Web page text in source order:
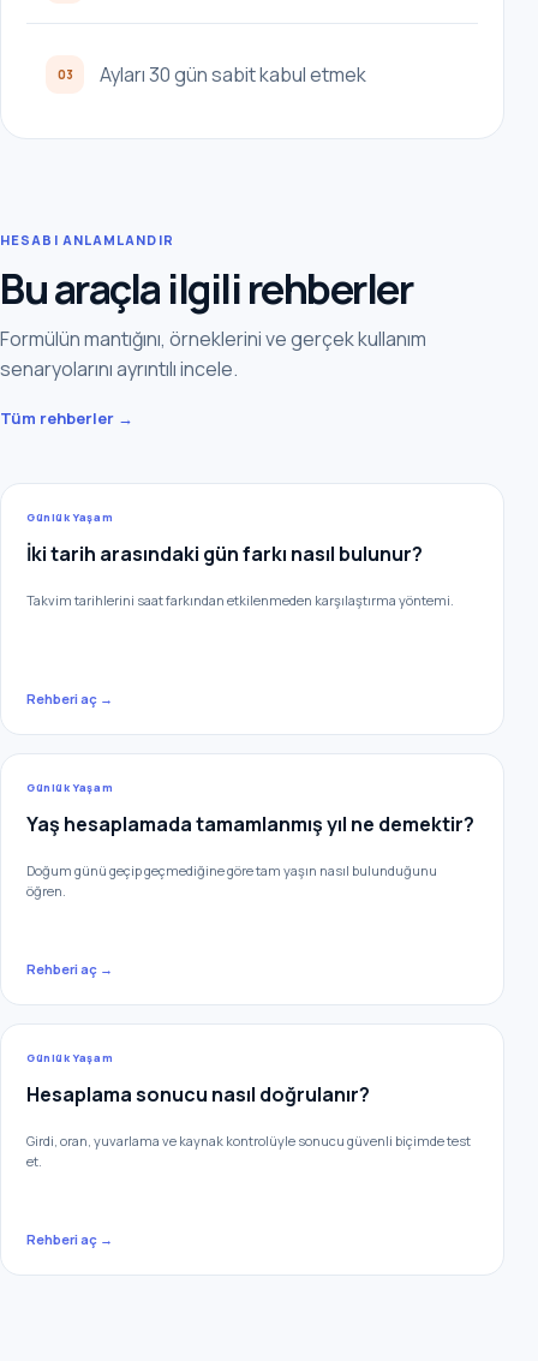
03 Ayları 30 gün sabit kabul etmek
HESABI ANLAMLANDIR
Bu araçla ilgili rehberler
Formülün mantığını, örneklerini ve gerçek kullanım
senaryolarını ayrıntılı incele.
Tüm rehberler →
Günlük Yaşam
İki tarih arasındaki gün farkı nasıl bulunur?
Takvim tarihlerini saat farkından etkilenmeden karşılaştırma yöntemi.
Rehberi aç →
Günlük Yaşam
Yaş hesaplamada tamamlanmış yıl ne demektir?
Doğum günü geçip geçmediğine göre tam yaşın nasıl bulunduğunu
öğren.
Rehberi aç →
Günlük Yaşam
Hesaplama sonucu nasıl doğrulanır?
Girdi, oran, yuvarlama ve kaynak kontrolüyle sonucu güvenli biçimde test
et.
Rehberi aç →